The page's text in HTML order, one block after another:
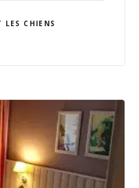
LES CHIENS